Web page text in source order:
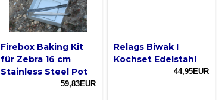
Firebox Baking Kit
für Zebra 16 cm
Stainless Steel Pot
59,83EUR
Relags Biwak I
Kochset Edelstahl
44,95EUR